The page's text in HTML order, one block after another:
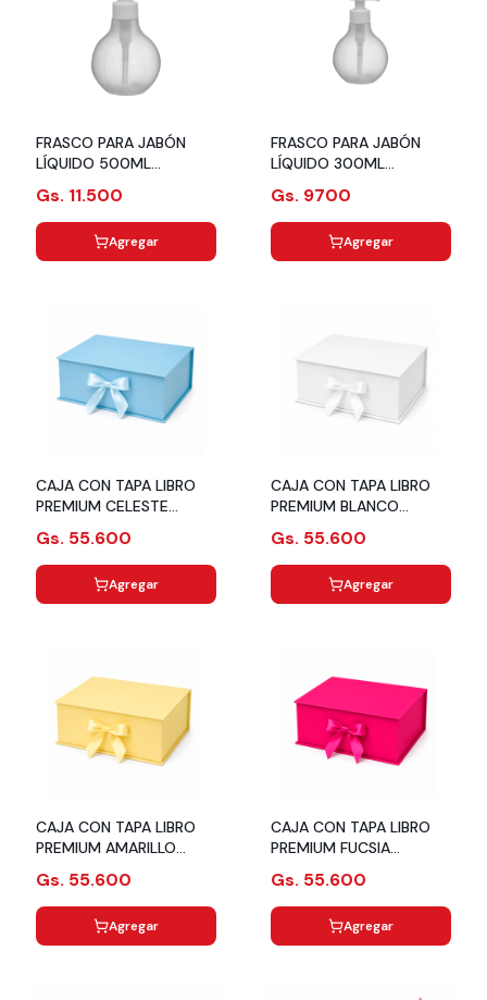
FRASCO PARA JABÓN
LÍQUIDO 500ML
Gs. 11.500
Agregar
FRASCO PARA JABÓN
LÍQUIDO 300ML
Gs. 9700
Agregar
CAJA CON TAPA LIBRO
PREMIUM CELESTE
Gs. 55.600
Agregar
CAJA CON TAPA LIBRO
PREMIUM BLANCO
Gs. 55.600
Agregar
CAJA CON TAPA LIBRO
PREMIUM AMARILLO
Gs. 55.600
Agregar
CAJA CON TAPA LIBRO
PREMIUM FUCSIA
Gs. 55.600
Agregar